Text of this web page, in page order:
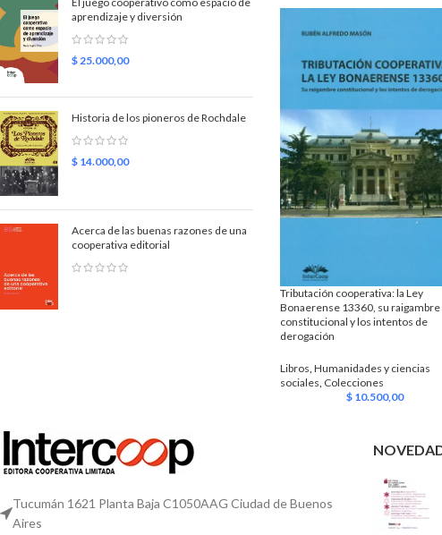
aprendizaje y diversión
$25.000,00
Historia de los pioneros de Rochdale
$ 14.000,00
Acerca de las buenas razones de una
cooperativa editorial
Tributación cooperativa: la Ley
Bonaerense 13360, su raigambre
constitucional y los intentos de
derogación
Libros Humanidades y ciencias
sociales Colecciones
$ 10.500,00
Tucumán 1621 Planta Baja C1050AAG Ciudad de Buenos
Aires